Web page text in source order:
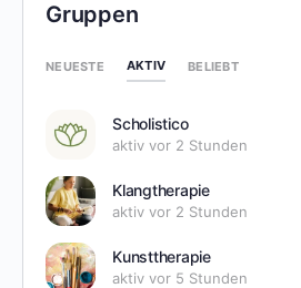
Gruppen
NEUESTE AKTIV BELIEBT
Scholistico
aktiv vor 2 Stunden
Klangtherapie
aktiv vor 2 Stunden
Kunsttherapie
aktiv vor 5 Stunden